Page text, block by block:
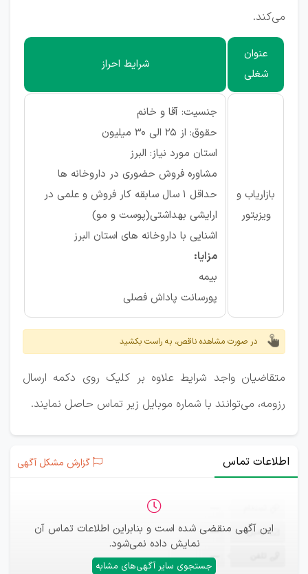
می‌کند.
عنوان
شغلی
شرایط احراز
بازاریاب و
ویزیتور
جنسیت: آقا و خانم
حقوق: از ۲۵ الی ۳۰ میلیون
استان مورد نیاز: البرز
مشاوره فروش حضوری در داروخانه ها
حداقل 1 سال سابقه کار فروش و علمی در
ارایشی بهداشتی(پوست و مو)
اشنایی با داروخانه های استان البرز
مزایا:
بیمه
پورسانت پاداش فصلی
در صورت مشاهده ناقص، به راست بکشید
متقاضیان واجد شرایط علاوه بر کلیک روی دکمه ارسال
رزومه، می‌توانند با شماره موبایل زیر تماس حاصل نمایند.
اطلاعات تماس گزارش مشکل آگهی
این آگهی منقضی شده است و بنابراین اطلاعات تماس آن
نمایش داده نمی‌شود.
جستجوی سایر آگهی‌های مشابه
ایمیل —
—